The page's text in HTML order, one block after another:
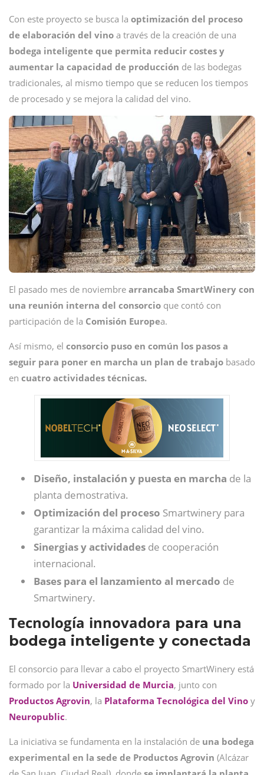
Con este proyecto se busca la optimización del proceso
de elaboración del vino a través de la creación de una
bodega inteligente que permita reducir costes y
aumentar la capacidad de producción de las bodegas
tradicionales, al mismo tiempo que se reducen los tiempos
de procesado y se mejora la calidad del vino.
El pasado mes de noviembre arrancaba SmartWinery con
una reunión interna del consorcio que contó con
participación de la Comisión Europea.
Así mismo, el consorcio puso en común los pasos a
seguir para poner en marcha un plan de trabajo basado
en cuatro actividades técnicas.
Diseño, instalación y puesta en marcha de la
planta demostrativa.
Optimización del proceso Smartwinery para
garantizar la máxima calidad del vino.
Sinergias y actividades de cooperación
internacional.
Bases para el lanzamiento al mercado de
Smartwinery.
Tecnología innovadora para una
bodega inteligente y conectada
El consorcio para llevar a cabo el proyecto SmartWinery está
formado por la Universidad de Murcia, junto con
Productos Agrovin, la Plataforma Tecnológica del Vino y
Neuropublic.
La iniciativa se fundamenta en la instalación de una bodega
experimental en la sede de Productos Agrovin (Alcázar